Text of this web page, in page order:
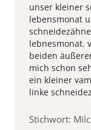
unser kleiner
lebensmonat
lebnesmonat.
beiden
mich schon
ein kleiner
linke
Stichwort: